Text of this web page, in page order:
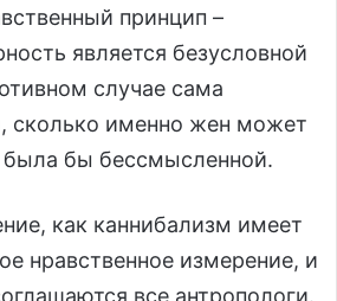
принцип –
является безусловной
случае сама
сколько именно жен может
бы бессмысленной.
как каннибализм имеет
нравственное измерение, и
все антропологи.